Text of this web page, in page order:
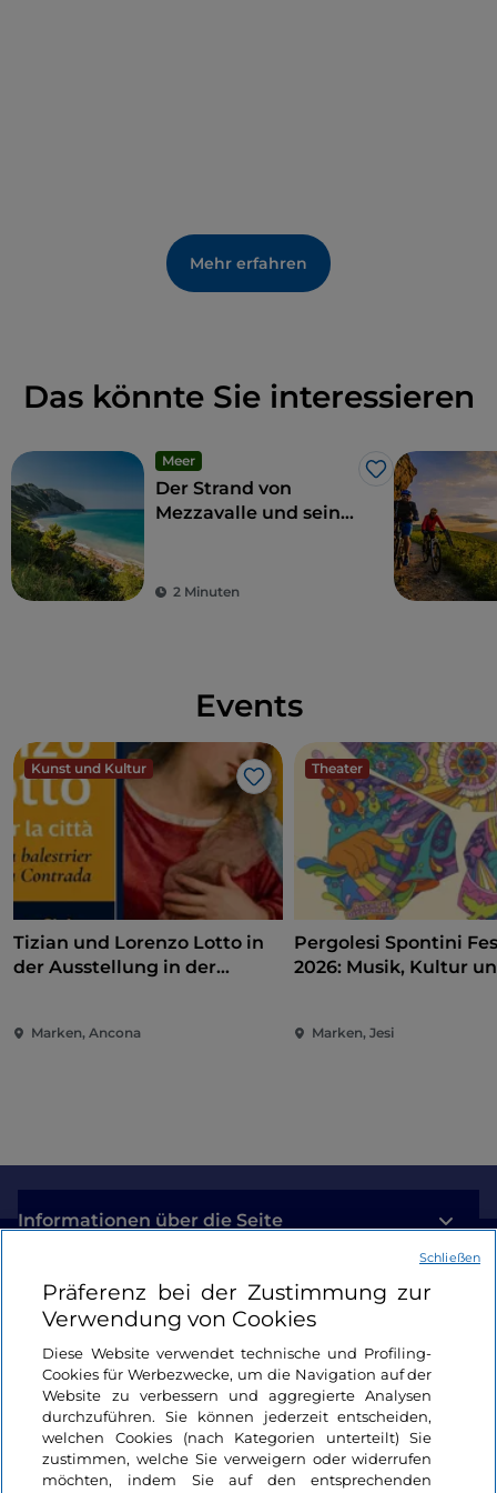
Mehr erfahren
Das könnte Sie interessieren
Meer
Like
Der Strand von
Mezzavalle und seine
2 Minuten
Events
Kunst und Kultur
Like
Tizian und Lorenzo Lotto in
der Ausstellung in der
Marken, Ancona
Theater
Pergolesi Spontini
2026: Musik, Kultur
Marken, Jesi
Informationen über die Seite
Nützliche Links
Login
Bleiben wir in Kontakt
Präferenz bei der Zustimmung zur
Verwendung von Cookies
Diese Website verwendet technische und Profiling-
Cookies für Werbezwecke, um die Navigation auf der
Website zu verbessern und aggregierte Analysen
durchzuführen. Sie können jederzeit entscheiden,
welchen Cookies (nach Kategorien unterteilt) Sie
zustimmen, welche Sie verweigern oder widerrufen
möchten, indem Sie auf den entsprechenden
Schließen